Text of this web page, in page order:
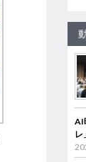
AI
レ